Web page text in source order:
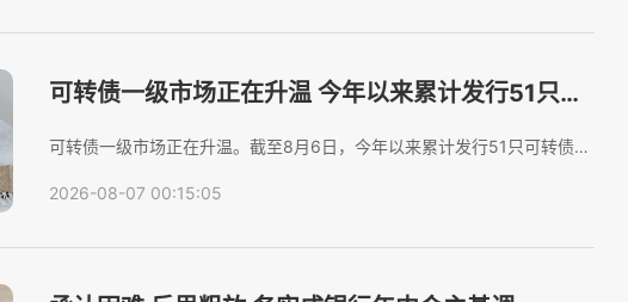
可转债一级市场正在升温 今年以来累计发行51只同
可转债一级市场正在升温。截至8月6日，今年以来累计发行51只可转债，
发生的，是存量可转债在加速退出。数据显示，年内已有12...
2026-08-07 00:15:05